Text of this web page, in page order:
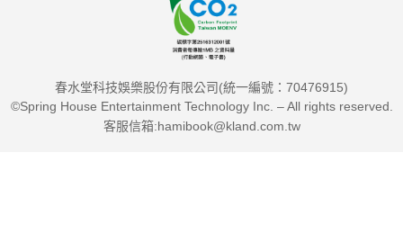
春水堂科技娛樂股份有限公司(統一編號：70476915)
©Spring House Entertainment Technology Inc. – All rights reserved.
客服信箱:hamibook@kland.com.tw